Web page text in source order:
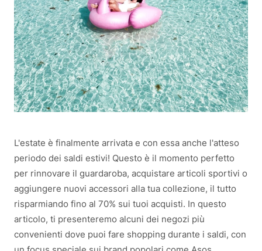
L'estate è finalmente arrivata e con essa anche l'atteso
periodo dei saldi estivi! Questo è il momento perfetto
per rinnovare il guardaroba, acquistare articoli sportivi o
aggiungere nuovi accessori alla tua collezione, il tutto
risparmiando fino al 70% sui tuoi acquisti. In questo
articolo, ti presenteremo alcuni dei negozi più
convenienti dove puoi fare shopping durante i saldi, con